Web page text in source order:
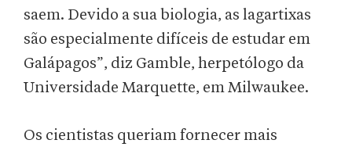
saem. Devido a sua biologia, as lagartixas
são especialmente difíceis de estudar em
Galápagos”, diz Gamble, herpetólogo da
Universidade Marquette, em Milwaukee.
Os cientistas queriam fornecer mais